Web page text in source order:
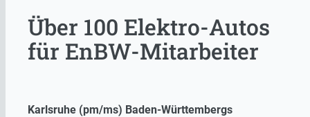
Über 100 Elektro-Autos
für EnBW-Mitarbeiter
Karlsruhe (pm/ms) Baden-Württembergs